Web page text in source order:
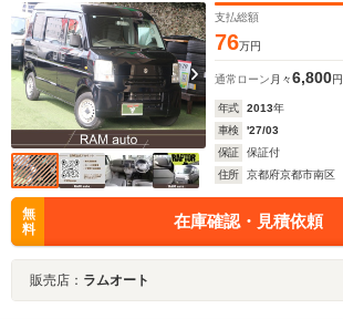
支払総額
76万円
通常ローン 月々6,800円
年式 2013年
車検
'27/03
保証
保証付
住所
京都府京都市南区
無
料
在庫確認・見積依頼
販売店： ラムオート